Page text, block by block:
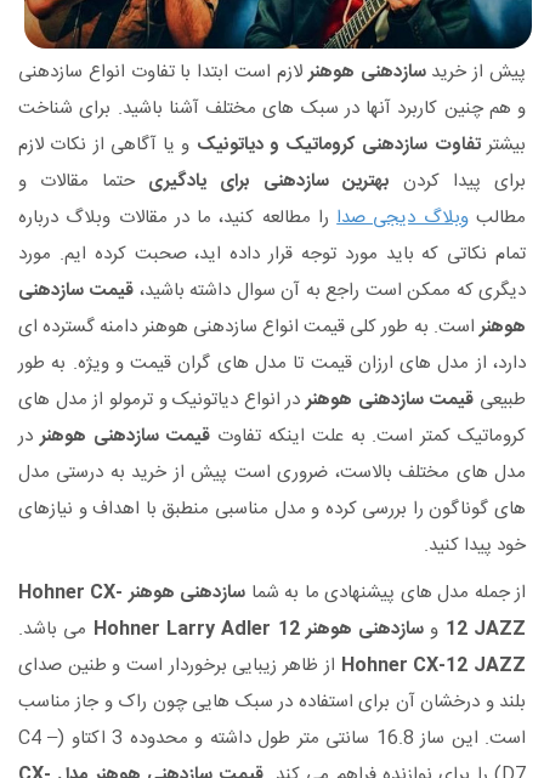
پیش از خریدسازدهنی هوهنرلازم است ابتدا با تفاوت انواع سازدهنی
و هم چنین کاربرد آنها در سبک های مختلف آشنا باشید. برای شناخت
بیشترتفاوت سازدهنی کروماتیک و دیاتونیک و یا آگاهی از نکات لازم
برای پیدا کردن بهترین سازدهنی برای یادگیری حتما مقالات و
مطالبوبلاگ دیجی صدارا مطالعه کنید، ما در مقالات وبلاگ درباره
تمام نکاتی که باید مورد توجه قرار داده اید، صحبت کرده ایم. مورد
دیگری که ممکن است راجع به آن سوال داشته باشید، قیمت سازدهنی
هوهنراست. به طور کلی قیمت انواع سازدهنی هوهنر دامنه گسترده ای
دارد، از مدل های ارزان قیمت تا مدل های گران قیمت و ویژه. به طور
طبیعی قیمت سازدهنی هوهنردر انواع دیاتونیک و ترمولو از مدل های
کروماتیک کمتر است. به علت اینکه تفاوت قیمت سازدهنی هوهنردر
مدل های مختلف بالاست، ضروری است پیش از خرید به درستی مدل
های گوناگون را بررسی کرده و مدل مناسبی منطبق با اهداف و نیازهای
خود پیدا کنید.
از جمله مدل های پیشنهادی ما به شما
سازدهنی هوهنر Hohner CX-
12 JAZZ و سازدهنی هوهنر Hohner Larry Adler 12
می باشد.
Hohner CX-12 JAZZ از ظاهر زیبایی برخوردار است و طنین صدای
بلند و درخشان آن برای استفاده در سبک هایی چون راک و جاز مناسب
است. این ساز 16.8 سانتی متر طول داشته و محدوده 3 اکتاو (C4 –